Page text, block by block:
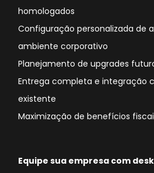
homologados
Configuração personalizada de
ambiente corporativo
Planejamento de upgrades
Entrega completa e integração
existente
Maximização de benefícios
Equipe sua empresa com